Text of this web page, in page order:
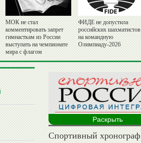
МОК не стал
комментировать запрет
гимнасткам из России
выступать на чемпионате
мира с флагом
ФИДЕ не допустила
российских шахматистов
на командную
Олимпиаду-2026
Раскрыть
Спортивный хронограф